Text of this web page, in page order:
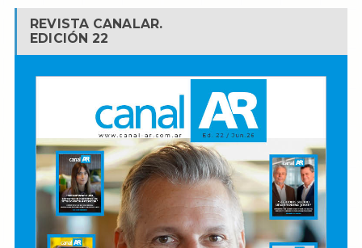
REVISTA CANALAR.
EDICIÓN 22